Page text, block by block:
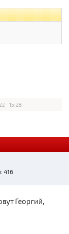
- 15:28
416
Георгий,